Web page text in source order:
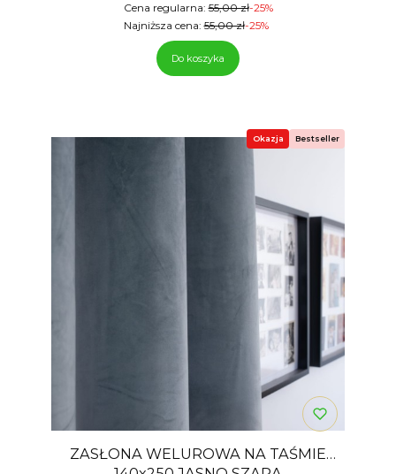
Cena regularna: 55,00 zł-25%
Najniższa cena: 55,00 zł-25%
Do koszyka
Okazja Bestseller
ZASŁONA WELUROWA NA TAŚMIE